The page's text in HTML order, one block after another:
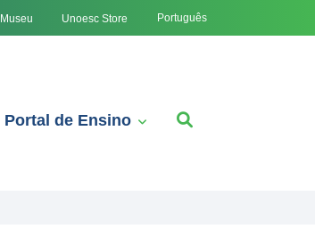
Museu Unoesc Store Português
Portal de Ensino